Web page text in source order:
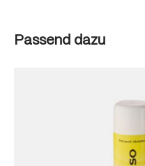
Produktgalerie überspringen
Passend dazu